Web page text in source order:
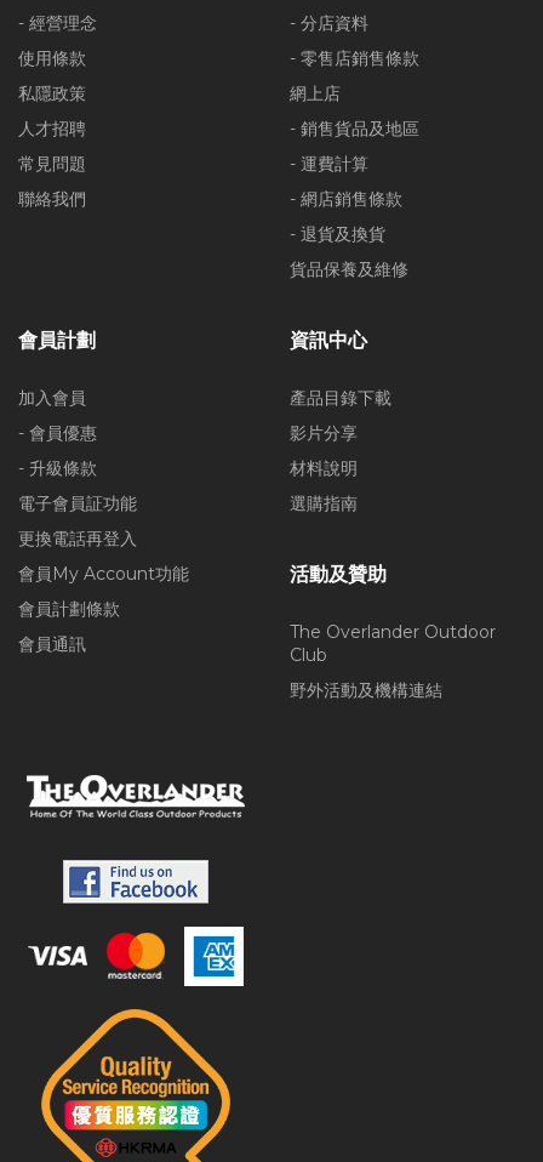
- 經營理念
使用條款
私隱政策
人才招聘
常見問題
聯絡我們
- 分店資料
- 零售店銷售條款
網上店
- 銷售貨品及地區
- 運費計算
- 網店銷售條款
- 退貨及換貨
貨品保養及維修
會員計劃
加入會員
- 會員優惠
- 升級條款
電子會員証功能
更換電話再登入
會員My Account功能
會員計劃條款
會員通訊
資訊中心
產品目錄下載
影片分享
材料說明
選購指南
活動及贊助
The Overlander Outdoor
Club
野外活動及機構連結